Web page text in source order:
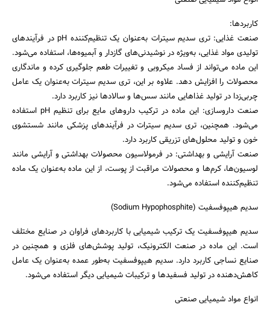
کاربردها:
صنعت غذایی: تری سدیم سیترات به‌عنوان یک تنظیم‌کننده pH در فرآیندهای
تولیدی مواد غذایی، به‌ویژه در نوشیدنی‌های گازدار و آبمیوه‌ها، استفاده می‌شود.
این ماده می‌تواند از فساد میکروبی و تغییرات طعم جلوگیری کرده و ماندگاری
محصولات را افزایش دهد. علاوه بر این، تری سدیم سیترات به‌عنوان یک عامل
چربی‌زدا در تولید غذاهایی مانند سس‌ها و سالادها نیز کاربرد دارد.
صنعت داروسازی: این ماده در ترکیب داروهای مایع برای تنظیم pH استفاده
می‌شود. همچنین، تری سدیم سیترات در فرآیندهای پزشکی مانند شستشوی
خون و تولید محلول‌های تزریقی کاربرد دارد.
صنعت آرایشی و بهداشتی: در فرمولاسیون محصولات بهداشتی و آرایشی مانند
لوسیون‌ها، کرم‌ها و محصولات مراقبت از پوست، از این ماده به‌عنوان یک ماده
تنظیم‌کننده استفاده می‌شود.
سدیم هیپوفسفیت (Sodium Hypophosphite)
سدیم هیپوفسفیت یک ترکیب شیمیایی با کاربردهای فراوان در صنایع مختلف
است. این ماده در صنعت الکترونیک، تولید پوشش‌های فلزی و همچنین در
صنایع نساجی کاربرد دارد. سدیم هیپوفسفیت به‌طور عمده به‌عنوان یک عامل
کاهش‌دهنده در تولید فسفیدها و ترکیبات شیمیایی دیگر استفاده می‌شود.
انواع مواد شیمیایی صنعتی